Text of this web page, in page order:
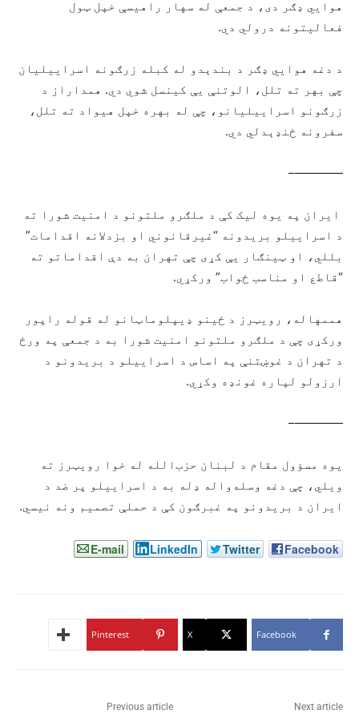
هوایي ډګر دی، د جمعې له سهار راهیسې خپل ټول
فعالیتونه درولي دي.
د دغه هوايي ډګر د بندېدو له کبله زرګونه اسراییلیان
چې بهر ته تلل، الوتنې یې کینسل شوي دي. همداراز د
زرګونو اسراییلیانو، چې له بهره خپل هیواد ته تلل،
سفرونه ځنډېدلي دي.
————–
ایران په یوه لیک کې د ملګرو ملتونو د امنیت شورا ته
د اسراییلو بریدونه “غیرقانوني او بزدلانه اقدامات”
بللي، او ټینګار یې کړی چې تهران به دې اقداماتو ته
“قاطع او مناسب ځواب” ورکړي.
هممهاله، رویټرز د ځینو ډیپلوماټانو له قوله راپور
ورکړی چې د ملګرو ملتونو امنیت شورا به د جمعې په ورځ
د تهران د غوښتنې په اساس د اسراییلو د بریدونو د
ارزولو لپاره غونډه وکړي.
————–
یوه مسؤول مقام د لبنان حزب‌الله له خوا رویټرز ته
ویلي، چې دغه وسله‌واله ډله به د اسراییلو پر ضد د
ایران د بریدونو په غبرګون کې د حملې تصمیم ونه نیسي.
Facebook
Twitter
LinkedIn
E-mail
Facebook
X
Pinterest
Previous article Next article